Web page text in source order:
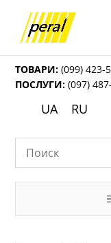
ТОВАРИ: (099) 423-
ПОСЛУГИ: (097)
UA RU